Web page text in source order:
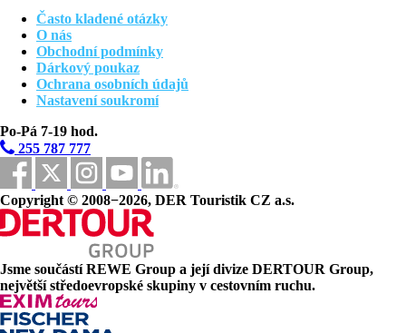
Vzdálenost od nejbližšího letiště
120 min
Doba transferu z letiště do hotelu
31 km
Centrum města
Pláž
Hotel přímo u pláže
Plážová dovolená
Bazény
Dětský bazén
Fotogalerie
Často kladené otázky
O nás
Obchodní podmínky
Dárkový poukaz
Ochrana osobních údajů
Nastavení soukromí
Po-Pá 7-19 hod.
255 787 777
Copyright © 2008−2026, DER Touristik CZ a.s.
Jsme součástíREWE Group a její divize DERTOUR Group,
největší středoevropské skupiny v cestovním ruchu.